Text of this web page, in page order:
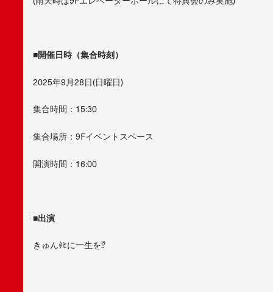
■開催日時（集合時刻）
2025年9月28日(日曜日)
集合時間：15:30
集合場所：9Fイベントスペース
開演時間：16:00
■出演
きゅんﾀﾋに一生を⁉︎